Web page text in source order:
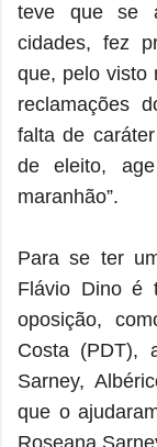
teve que se
cidades, fez
que, pelo visto
reclamações
falta de
de eleito,
maranhão”.
Para se ter
Flávio Dino é
oposição,
Costa (PDT),
Sarney,
que o